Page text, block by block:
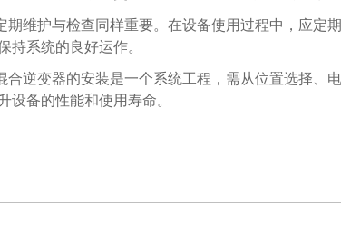
期维护与检查同样重要。在设备使用过程中，应定
持系统的良好运作。
合逆变器的安装是一个系统工程，需从位置选择、
设备的性能和使用寿命。